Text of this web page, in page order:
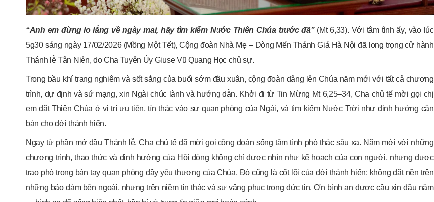
“Anh em đừng lo lắng về ngày mai, hãy tìm kiếm Nước Thiên Chúa trước đã”(Mt 6,33). Với tâm tình ấy, vào lúc
5g30 sáng ngày 17/02/2026 (Mồng Một Tết), Cộng đoàn Nhà Mẹ – Dòng Mến Thánh Giá Hà Nội đã long trọng cử hành
Thánh lễ Tân Niên, do Cha Tuyên Úy Giuse Vũ Quang Học chủ sự.
Trong bầu khí trang nghiêm và sốt sắng của buổi sớm đầu xuân, cộng đoàn dâng lên Chúa năm mới với tất cả chương
trình, dự định và sứ mạng, xin Ngài chúc lành và hướng dẫn. Khởi đi từ Tin Mừng Mt 6,25–34, Cha chủ tế mời gọi chị
em đặt Thiên Chúa ở vị trí ưu tiên, tín thác vào sự quan phòng của Ngài, và tìm kiếm Nước Trời như định hướng căn
bản cho đời thánh hiến.
Ngay từ phần mở đầu Thánh lễ, Cha chủ tế đã mời gọi cộng đoàn sống tâm tình phó thác sâu xa. Năm mới với những
chương trình, thao thức và định hướng của Hội dòng không chỉ được nhìn như kế hoạch của con người, nhưng được
trao phó trong bàn tay quan phòng đầy yêu thương của Chúa. Đó cũng là cốt lõi của đời thánh hiến: không đặt nền trên
những bảo đảm bên ngoài, nhưng trên niềm tín thác và sự vâng phục trong đức tin. Ơn bình an được cầu xin đầu năm